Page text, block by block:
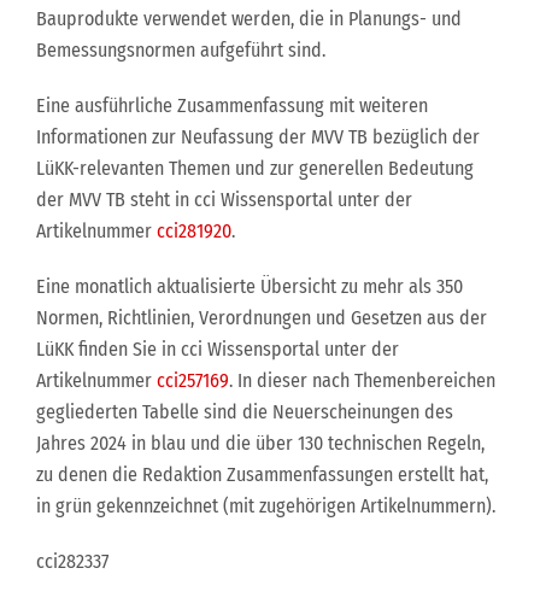
Bauprodukte verwendet werden, die in Planungs- und
Bemessungsnormen aufgeführt sind.
Eine ausführliche Zusammenfassung mit weiteren
Informationen zur Neufassung der MVV TB bezüglich der
LüKK-relevanten Themen und zur generellen Bedeutung
der MVV TB steht in cci Wissensportal unter der
Artikelnummer cci281920.
Eine monatlich aktualisierte Übersicht zu mehr als 350
Normen, Richtlinien, Verordnungen und Gesetzen aus der
LüKK finden Sie in cci Wissensportal unter der
Artikelnummer cci257169. In dieser nach Themenbereichen
gegliederten Tabelle sind die Neuerscheinungen des
Jahres 2024 in blau und die über 130 technischen Regeln,
zu denen die Redaktion Zusammenfassungen erstellt hat,
in grün gekennzeichnet (mit zugehörigen Artikelnummern).
cci282337